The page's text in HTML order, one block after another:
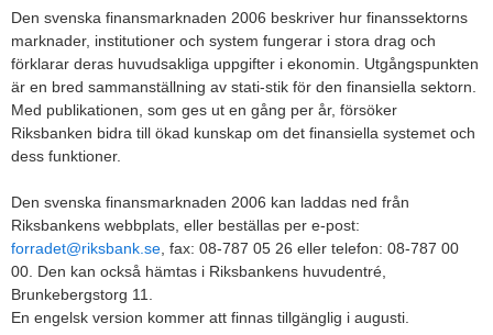
Den svenska finansmarknaden 2006 beskriver hur finanssektorns
marknader, institutioner och system fungerar i stora drag och
förklarar deras huvudsakliga uppgifter i ekonomin. Utgångspunkten
är en bred sammanställning av stati-stik för den finansiella sektorn.
Med publikationen, som ges ut en gång per år, försöker
Riksbanken bidra till ökad kunskap om det finansiella systemet och
dess funktioner.
Den svenska finansmarknaden 2006 kan laddas ned från
Riksbankens webbplats, eller beställas per e-post:
forradet@riksbank.se , fax: 08-787 05 26 eller telefon: 08-787 00
00. Den kan också hämtas i Riksbankens huvudentré,
Brunkebergstorg 11.
En engelsk version kommer att finnas tillgänglig i augusti.